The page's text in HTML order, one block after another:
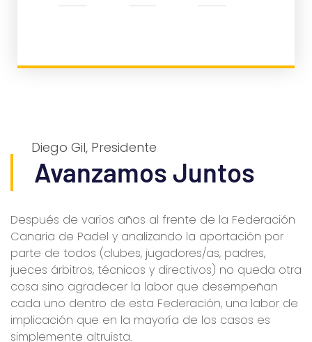
Diego Gil, Presidente
Avanzamos Juntos
Después de varios años al frente de la Federación
Canaria de Padel y analizando la aportación por
parte de todos (clubes, jugadores/as, padres,
jueces árbitros, técnicos y directivos) no queda otra
cosa sino agradecer la labor que desempeñan
cada uno dentro de esta Federación, una labor de
implicación que en la mayoría de los casos es
simplemente altruista.